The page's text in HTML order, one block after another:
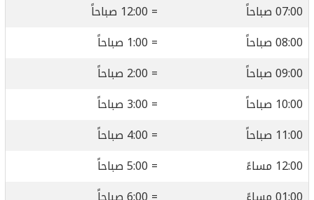
07:00 صباحاً
= 12:00 صباحاً
08:00 صباحاً
= 1:00 صباحاً
09:00 صباحاً
= 2:00 صباحاً
10:00 صباحاً
= 3:00 صباحاً
11:00 صباحاً
= 4:00 صباحاً
12:00 مساءً
= 5:00 صباحاً